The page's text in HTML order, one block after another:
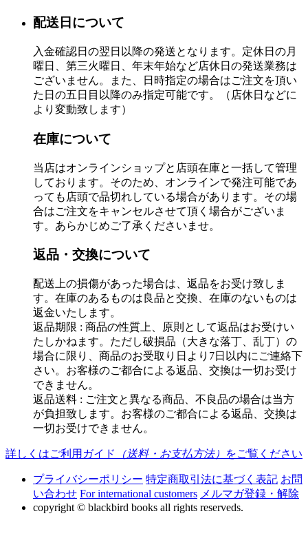
配送日について
入金確認日の翌日以降の発送となります。定休日の月
曜日、第三火曜日、年末年始など店休日の発送業務は
ございません。また、日時指定の場合はご注文を頂い
た日の五日目以降のみ指定可能です。（店休日などに
より変動致します）
在庫について
当店はオンラインショップと店頭在庫と一括して管理
しております。そのため、オンラインで発注可能であ
っても店頭で品切れしている場合があります。その場
合はご注文をキャンセルさせて頂く場合がございま
す。あらかじめご了承くださいませ。
返品・交換について
配送上の損傷があった場合は、返品をお受け致しま
す。在庫のあるものは良品と交換、在庫のないものは
返金いたします。
返品期限 : 商品の性質上、原則として返品はお受けい
たしかねます。ただし破損品（大きな落丁、乱丁）の
場合に限り、商品のお受取り日より7日以内にご連絡下
さい。お客様のご都合による返品、交換は一切お受け
できません。
返品送料 : ご注文と異なる商品、不良品の場合は当方
が負担致します。お客様のご都合による返品、交換は
一切お受けできません。
詳しくはご利用ガイド （送料・お支払方法） をご覧ください
プライバシーポリシー 特定商取引法に基づく表記 お問
い合わせ For international customers メルマガ登録・解除
copyright © blackbird books all rights reserveds.